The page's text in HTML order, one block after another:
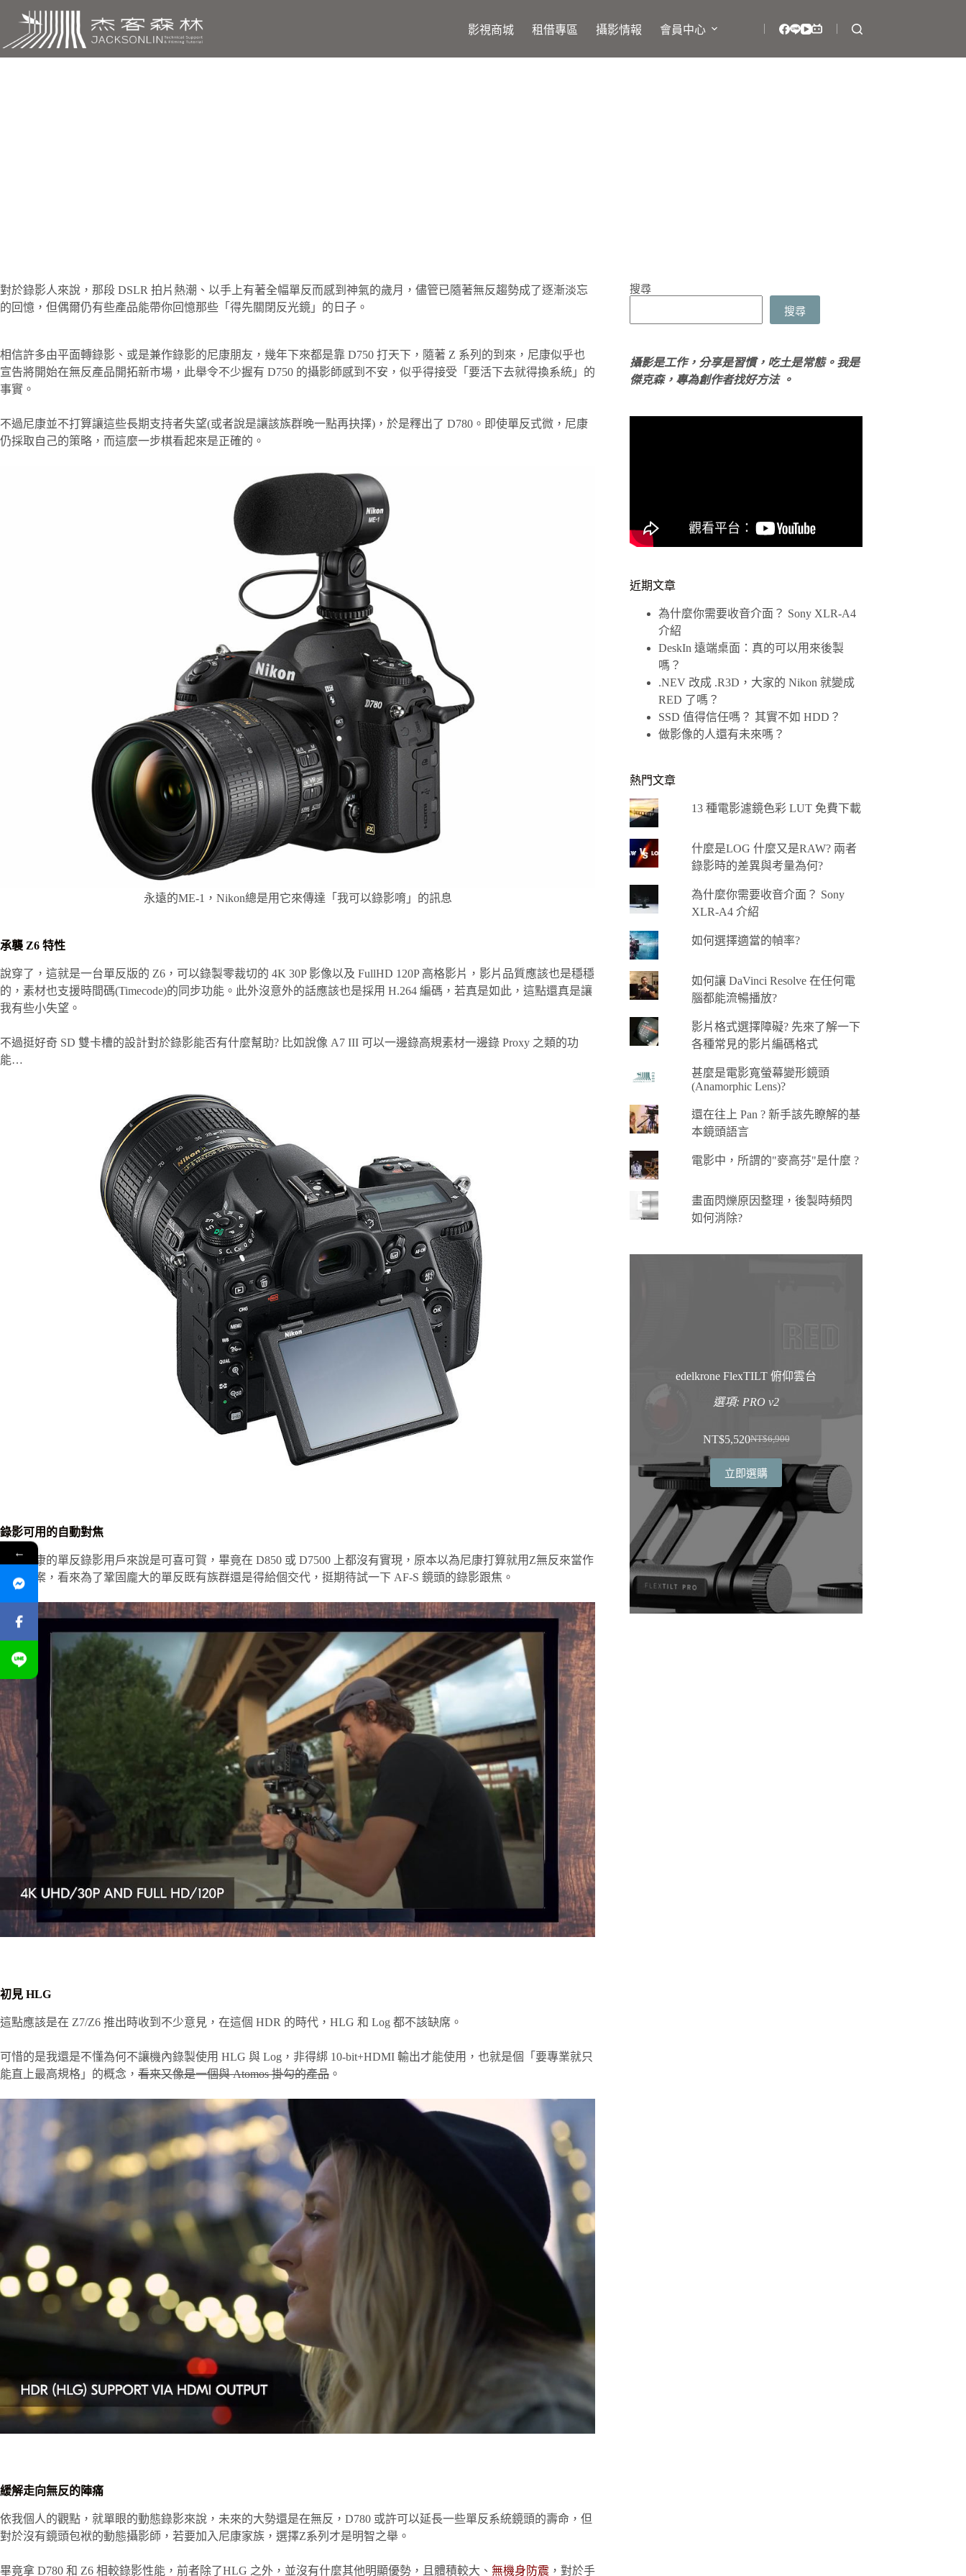
主
要
影視商城 租借專區 攝影情報 會員中心
對於錄影人來說，那段 DSLR 拍片熱潮、以手上有著全幅單反而感到神氣的歲月，儘管已隨著無反趨勢成了逐漸淡忘
的回憶，但偶爾仍有些產品能帶你回憶那些「得先關閉反光鏡」的日子。
相信許多由平面轉錄影、或是兼作錄影的尼康朋友，幾年下來都是靠 D750 打天下，隨著 Z 系列的到來，尼康似乎也
宣告將開始在無反產品開拓新市場，此舉令不少握有 D750 的攝影師感到不安，似乎得接受「要活下去就得換系統」的
事實。
不過尼康並不打算讓這些長期支持者失望(或者說是讓該族群晚一點再抉擇)，於是釋出了 D780。即使單反式微，尼康
仍採取自己的策略，而這麼一步棋看起來是正確的。
永遠的ME-1，Nikon總是用它來傳達「我可以錄影唷」的訊息
承襲 Z6 特性
說穿了，這就是一台單反版的 Z6，可以錄製零裁切的 4K 30P 影像以及 FullHD 120P 高格影片，影片品質應該也是穩穩
的，素材也支援時間碼(Timecode)的同步功能。此外沒意外的話應該也是採用 H.264 編碼，若真是如此，這點還真是讓
我有些小失望。
不過挺好奇 SD 雙卡槽的設計對於錄影能否有什麼幫助? 比如說像 A7 III 可以一邊錄高規素材一邊錄 Proxy 之類的功
能…
錄影可用的自動對焦
這對尼康的單反錄影用戶來說是可喜可賀，畢竟在 D850 或 D7500 上都沒有實現，原本以為尼康打算就用Z無反來當作
解決方案，看來為了鞏固龐大的單反既有族群還是得給個交代，挺期待試一下 AF-S 鏡頭的錄影跟焦。
初見 HLG
這點應該是在 Z7/Z6 推出時收到不少意見，在這個 HDR 的時代，HLG 和 Log 都不該缺席。
可惜的是我還是不懂為何不讓機內錄製使用 HLG 與 Log，非得綁 10-bit+HDMI 輸出才能使用，也就是個「要專業就只
能直上最高規格」的概念， 看來又像是一個與 Atomos 掛勾的產品 。
緩解走向無反的陣痛
依我個人的觀點，就單眼的動態錄影來說，未來的大勢還是在無反，D780 或許可以延長一些單反系統鏡頭的壽命，但
對於沒有鏡頭包袱的動態攝影師，若要加入尼康家族，選擇Z系列才是明智之舉。
畢竟拿 D780 和 Z6 相較錄影性能，前者除了HLG 之外，並沒有什麼其他明顯優勢，且體積較大、 無機身防震 ，對於手
搜尋
搜尋
攝影是工作，分享是習慣，吃土是常態。我是
傑克森，專為創作者找好方法 。
近期文章
為什麼你需要收音介面？ Sony XLR-A4
介紹
DeskIn 遠端桌面：真的可以用來後製
嗎？
.NEV 改成 .R3D，大家的 Nikon 就變成
RED 了嗎？
SSD 值得信任嗎？ 其實不如 HDD？
做影像的人還有未來嗎？
熱門文章
13 種電影濾鏡色彩 LUT 免費下載
什麼是LOG 什麼又是RAW? 兩者
錄影時的差異與考量為何?
為什麼你需要收音介面？ Sony
XLR-A4 介紹
如何選擇適當的幀率?
如何讓 DaVinci Resolve 在任何電
腦都能流暢播放?
影片格式選擇障礙? 先來了解一下
各種常見的影片編碼格式
甚麼是電影寬螢幕變形鏡頭
(Anamorphic Lens)?
還在往上 Pan ? 新手該先瞭解的基
本鏡頭語言
電影中，所謂的"麥高芬"是什麼 ?
畫面閃爍原因整理，後製時頻閃
如何消除?
edelkrone FlexTILT 俯仰雲台
選項: PRO v2
NT$6,900
原
始
價
格：
NT$6,900。
NT$5,520目
前
價
格：
NT$5,520。
立即選購
←